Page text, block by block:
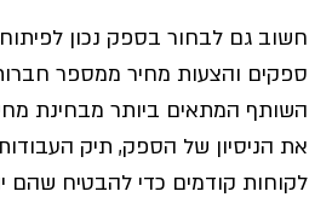
חשוב גם לבחור בספק נכון
ספקים והצעות מחיר ממספר
השותף המתאים ביותר מבחינת
את הניסיון של הספק, תיק
לקוחות קודמים כדי להבטיח שהם